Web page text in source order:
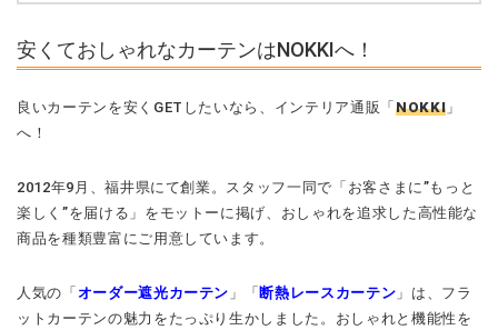
安くておしゃれなカーテンはNOKKIへ！
良いカーテンを安くGETしたいなら、インテリア通販「NOKKI 」
へ！
2012年9月、福井県にて創業。スタッフ一同で「お客さまに”もっと
楽しく”を届ける」をモットーに掲げ、おしゃれを追求した高性能な
商品を種類豊富にご用意しています。
人気の「オーダー遮光カーテン 」「断熱レースカーテン 」は、フラ
ットカーテンの魅力をたっぷり生かしました。おしゃれと機能性を